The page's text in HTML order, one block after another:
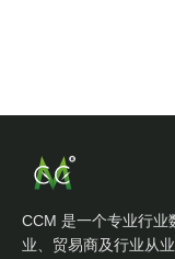
CCM 是一个专业行业
业、贸易商及行业从